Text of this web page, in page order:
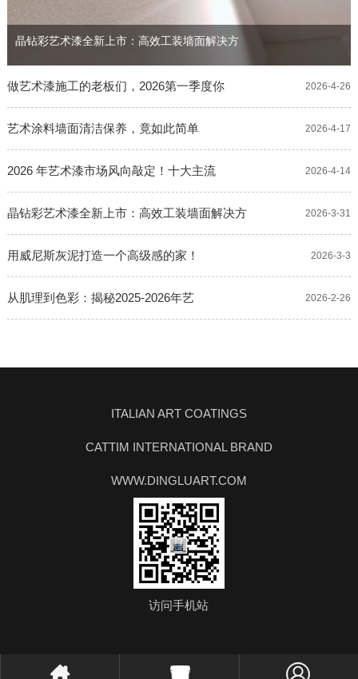
晶钻彩艺术漆全新上市：高效工装墙面解决方
2026-4-26
做艺术漆施工的老板们，2026第一季度你
2026-4-17
艺术涂料墙面清洁保养，竟如此简单
2026-4-14
2026 年艺术漆市场风向敲定！十大主流
2026-3-31
晶钻彩艺术漆全新上市：高效工装墙面解决方
2026-3-3
用威尼斯灰泥打造一个高级感的家！
2026-2-26
从肌理到色彩：揭秘2025-2026年艺
ITALIAN ART COATINGS
CATTIM INTERNATIONAL BRAND
WWW.DINGLUART.COM
访问手机站